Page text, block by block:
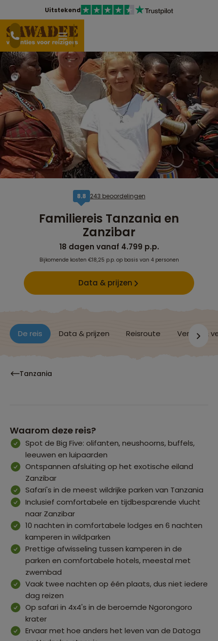
Uitstekend
8,8 243 beoordelingen
Familiereis Tanzania en
Zanzibar
18 dagen vanaf 4.799 p.p.
Bijkomende kosten €18,25 p.p. op basis van 4 personen
Data & prijzen
De reis Data & prijzen Reisroute Verblijf &
Tanzania
Waarom deze reis?
Spot de Big Five: olifanten, neushoorns, buffels,
leeuwen en luipaarden
Ontspannen afsluiting op het exotische eiland
Zanzibar
Safari's in de meest wildrijke parken van Tanzania
Inclusief comfortabele en tijdbesparende vlucht
naar Zanzibar
10 nachten in comfortabele lodges en 6 nachten
kamperen in wildparken
Prettige afwisseling tussen kamperen in de
parken en comfortabele hotels, meestal met
zwembad
Vaak twee nachten op één plaats, dus niet iedere
dag reizen
Op safari in 4x4's in de beroemde Ngorongoro
krater
Ervaar met hoe anders het leven van de Datoga